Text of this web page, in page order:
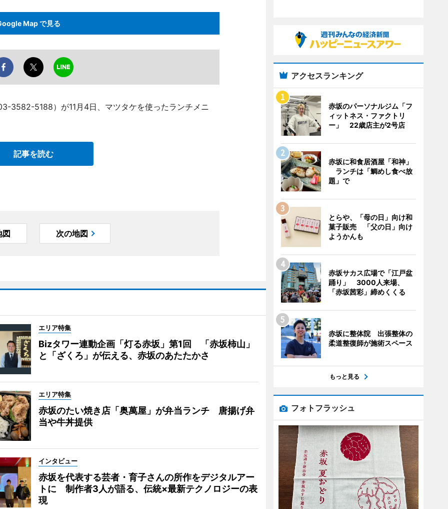
Map で見る
3582-5188）が11月4日、マツタケを使ったランチメニ
記事を読む
図 次の地図
エリア特集
Bizタワー連動企画「灯る赤坂」第1回 「赤坂柿山」
と「ざくろ」が伝える、赤坂のあたたかさ
エリア特集
赤坂のたい焼き店「奥萬屋」が弁当ランチ 唐揚げ弁
当や牛丼提供
インタビュー
赤坂を代表する芸者・育子さんの所作をデジタルアー
トに 制作者3人が語る、伝統×最新テクノロジーの表
現
アクセスランキング
赤坂のパーソナルジム「フ
ィットネス・ファクトリ
ー」 22歳店主が2号店
赤坂に和食居酒屋「和神」
ランチは「鯛めし食べ放
題」で
とらや、「母の日」向け和
菓子販売 「父の日」向け
ようかんも
赤坂サカス広場で「江戸盆
踊り」 3000人来場、
「赤坂茜彩」締めくくる
赤坂に整体院 出張整体の
柔道整復師が施術スペース
もっと見る
フォトフラッシュ